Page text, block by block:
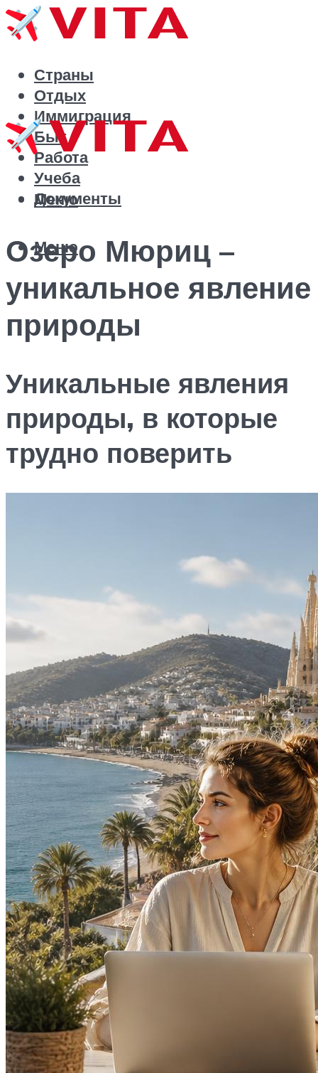
Страны
Отдых
Иммиграция
Быт
Работа
Учеба
Документы
Меню
Меню
Озеро Мюриц –
уникальное явление
природы
Уникальные явления
природы, в которые
трудно поверить